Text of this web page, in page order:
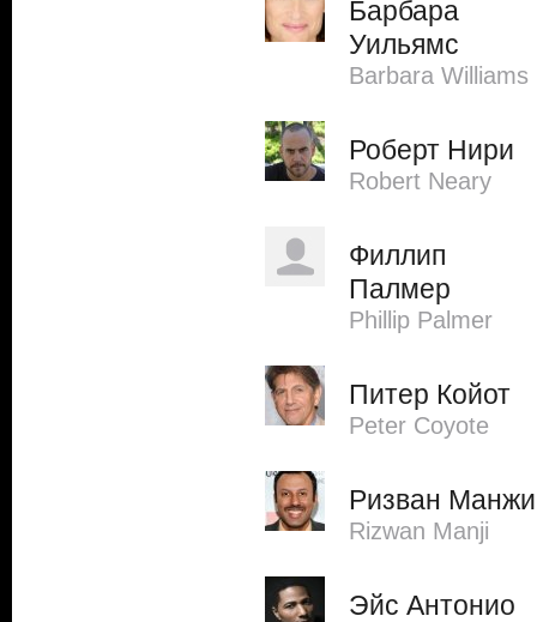
Барбара
Уильямс
Barbara Williams
Роберт Нири
Robert Neary
Филлип
Палмер
Phillip Palmer
Питер Койот
Peter Coyote
Ризван Манжи
Rizwan Manji
Эйс Антонио